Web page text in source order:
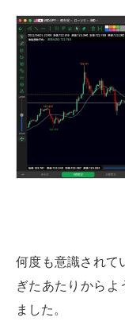
何度も意識されて
ぎたあたりからよ
ました。